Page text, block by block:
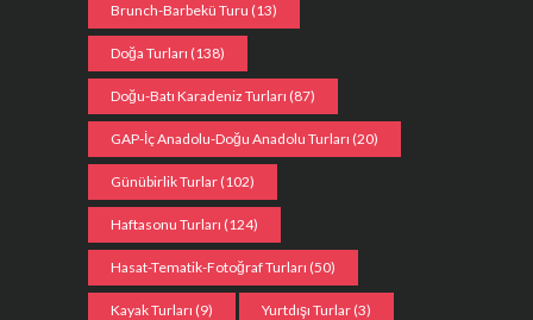
Brunch-Barbekü Turu (13)
Doğa Turları (138)
Doğu-Batı Karadeniz Turları (87)
GAP-İç Anadolu-Doğu Anadolu Turları (20)
Günübirlik Turlar (102)
Haftasonu Turları (124)
Hasat-Tematik-Fotoğraf Turları (50)
Kayak Turları (9) Yurtdışı Turlar (3)